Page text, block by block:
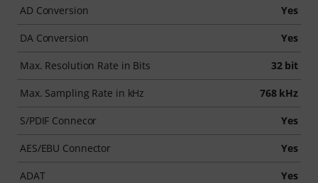
AD Conversion Yes
DA Conversion Yes
Max. Resolution Rate in Bits 32 bit
Max. Sampling Rate in kHz 768 kHz
S/PDIF Connecor Yes
AES/EBU Connector Yes
ADAT Yes